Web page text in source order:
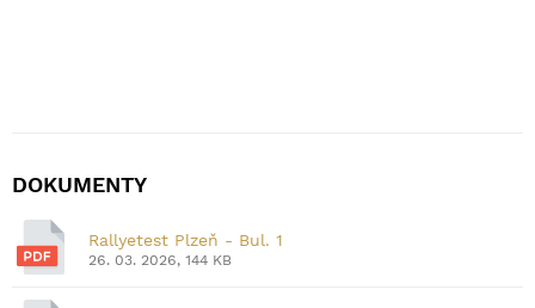
DOKUMENTY
Rallyetest Plzeň - Bul. 1
26. 03. 2026, 144 KB